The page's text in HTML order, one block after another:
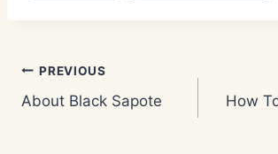
Post
navigation
PREVIOUS
About Black Sapote
How